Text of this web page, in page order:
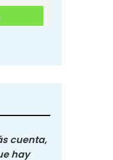
cuenta,
hay